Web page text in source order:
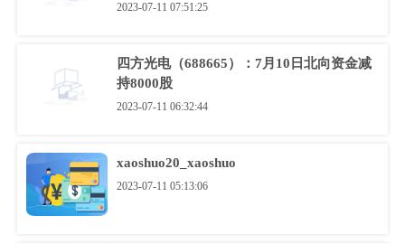
2023-07-11 07:51:25
四方光电（688665）：7月10日北向资金减
持8000股
2023-07-11 06:32:44
xaoshuo20_xaoshuo
2023-07-11 05:13:06